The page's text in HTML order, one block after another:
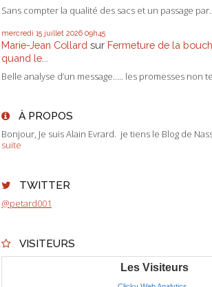
Sans compter la qualité des sacs et un passage
mercredi 15 juillet 2026 09h45
Marie-Jean Collard sur Fermeture de la
quand le...
Belle analyse d’un message….. les promesses non
À PROPOS
Bonjour, Je suis Alain Evrard. je tiens le Blog de
suite
TWITTER
@petard001
VISITEURS